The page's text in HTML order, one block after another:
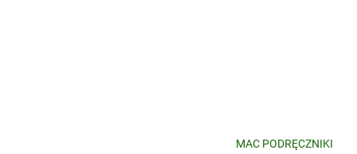
MAC PODRĘCZNIKI